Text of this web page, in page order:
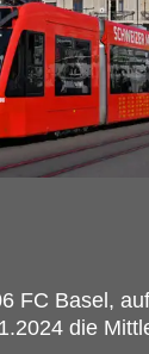
FC Basel,
die